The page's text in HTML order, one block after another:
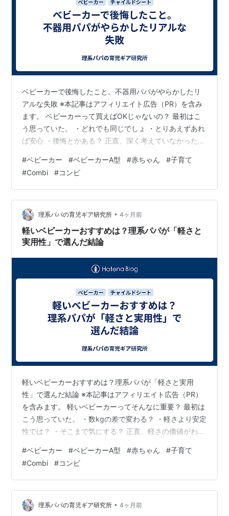
ベビーカーで後悔したこと。不器用パパがやらかしたリ
アルな失敗 ※本記事はアフィリエイト広告（PR）を含み
ます。 ベビーカーって買えばOKじゃないの？ 最初はこ
う思っていた。 ・どれでも同じでしょ ・とりあえずあれ
ば安心 ・後悔とかある？ 正直、深く考えていなかった。
ル。 👉「誰が使うかまで考えるべきだった」 ここをミス
った。 item.rakuten.co.jp 実際にやらかした失敗 選んだ
のは コンビ スゴカルS エッグショック これは満足してい
る。 でも一つミスがあった。 👉 自分の車だけで考えた
自分の車には余裕で入る。 問題なしと思…
#ベビーカー #ベビーカーA型 #赤ちゃん #子育て
#Combi #コンビ
理系パパの育児ギア研究所 • 4ヶ月前
軽いベビーカーおすすめは？理系パパが「軽さと
実用性」で選んだ結論
軽いベビーカーおすすめは？理系パパが「軽さと実用
性」で選んだ結論 ※本記事はアフィリエイト広告（PR）
を含みます。 軽いベビーカーってそんなに重要？ 最初は
こう思っていた。 ・数kgの差で変わる？ ・軽さより安定
性では？ ・そこまで気にする？ 正直、軽さの価値がわか
結論はシンプル。 👉「両対面で軽いモデルが一番バラン
スがいい」 その条件で選んだのがこれ。
item.rakuten.co.jp 実際に使っているモデル 使っている
のは コンビ スゴカルS エッグショック これは「両対面
式」。 つまり、 ・前向き ・対面（親向き） 👉 両方でき
#ベビーカー #ベビーカーA型 #赤ちゃん #子育て
#Combi #コンビ
理系パパの育児ギア研究所 • 4ヶ月前